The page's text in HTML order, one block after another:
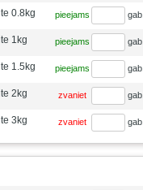
0.8kg pieejams gab.
1kg pieejams gab.
1.5kg pieejams gab.
2kg zvaniet gab.
3kg zvaniet gab.